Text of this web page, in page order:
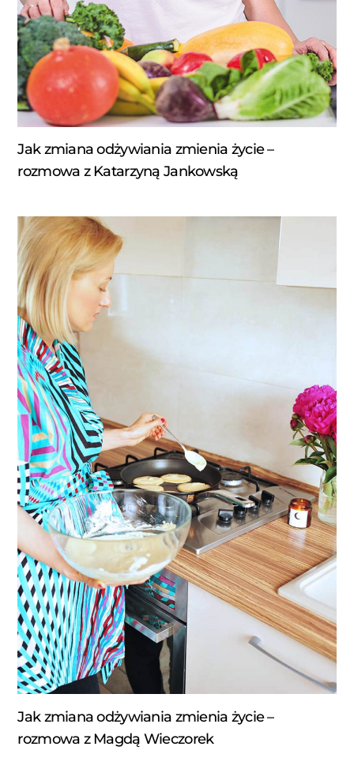
Jak zmiana odżywiania zmienia życie –
rozmowa z Katarzyną Jankowską
Jak zmiana odżywiania zmienia życie –
rozmowa z Magdą Wieczorek